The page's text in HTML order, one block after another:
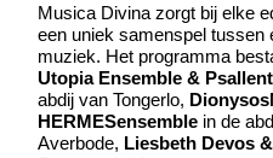
Musica Divina zorgt bij elke
een uniek samenspel tussen
muziek. Het programma
Utopia Ensemble &
abdij van Tongerlo,
HERMESensemble in de
Averbode, Liesbeth Devos